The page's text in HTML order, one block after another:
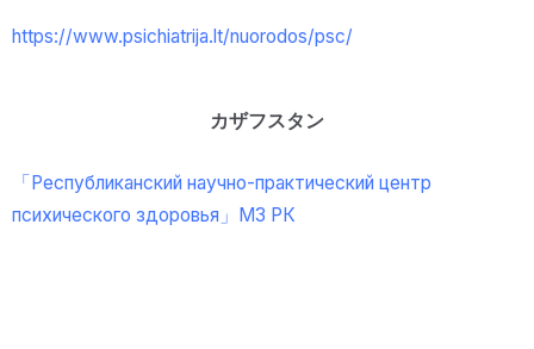
https://www.psichiatrija.lt/nuorodos/psc/
カザフスタン
「Республиканский научно-практический центр
психического здоровья」МЗ РК